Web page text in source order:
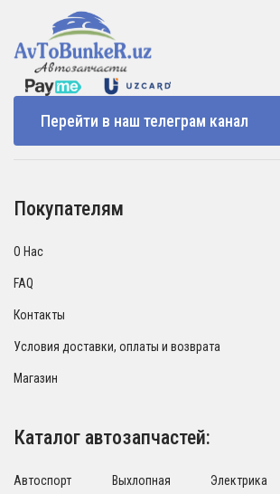
Перейти в наш телеграм канал
Покупателям
О Нас
FAQ
Контакты
Условия доставки, оплаты и возврата
Магазин
Каталог автозапчастей:
Автоспорт
Выхлопная
Электрика